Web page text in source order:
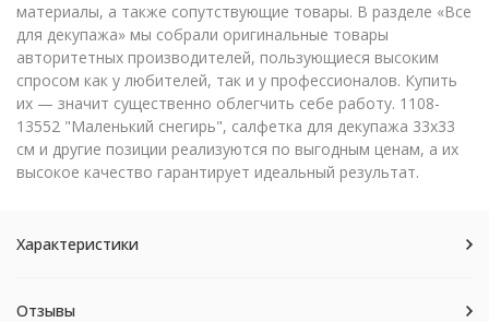
материалы, а также сопутствующие товары. В разделе «Все
для декупажа» мы собрали оригинальные товары
авторитетных производителей, пользующиеся высоким
спросом как у любителей, так и у профессионалов. Купить
их — значит существенно облегчить себе работу. 1108-
13552 "Маленький снегирь", салфетка для декупажа 33х33
см и другие позиции реализуются по выгодным ценам, а их
высокое качество гарантирует идеальный результат.
Характеристики
Отзывы